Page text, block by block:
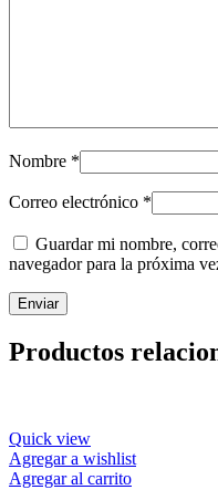
Nombre *
Correo electrónico *
Guardar mi nombre,
navegador para la próxima
Productos
Quick view
Agregar a wishlist
Agregar al carrito